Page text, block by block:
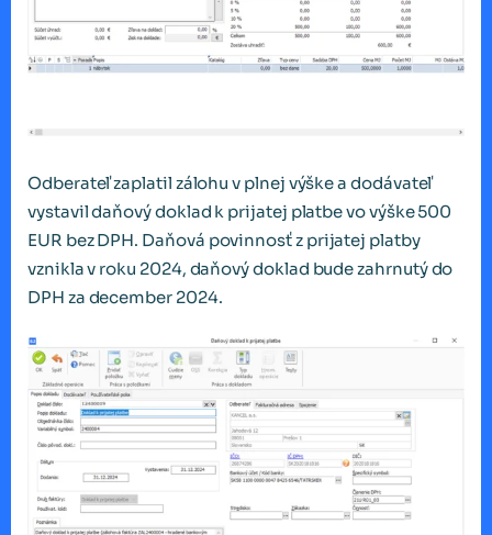
Odberateľ zaplatil zálohu v plnej výške a dodávateľ
vystavil daňový doklad k prijatej platbe vo výške 500
EUR bez DPH. Daňová povinnosť z prijatej platby
vznikla v roku 2024, daňový doklad bude zahrnutý do
DPH za december 2024.